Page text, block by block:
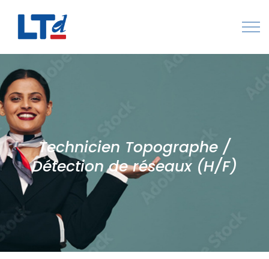
Numéro Vert : 0805 034 036
Qui sommes-nous
Rejoignez LTd
Contactez-nous
Technicien Topographe /
Détection de réseaux (H/F)